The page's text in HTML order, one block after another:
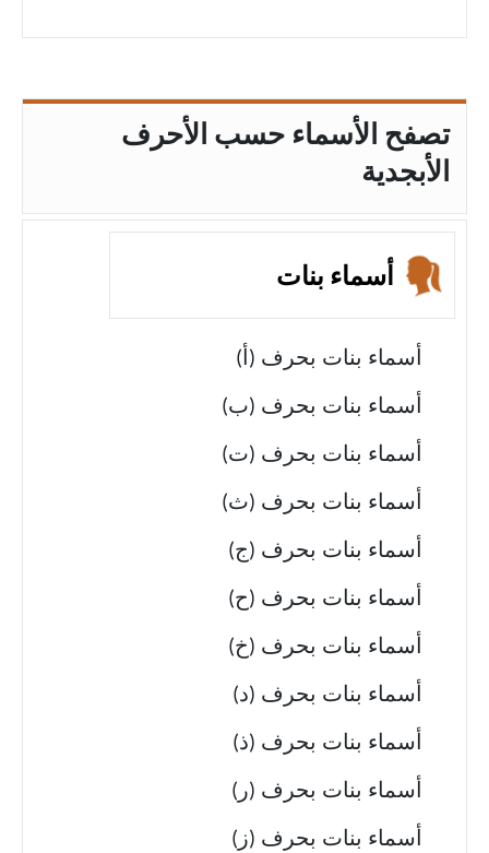
تصفح الأسماء حسب الأحرف
الأبجدية
أسماء بنات
أسماء بنات بحرف (أ)
أسماء بنات بحرف (ب)
أسماء بنات بحرف (ت)
أسماء بنات بحرف (ث)
أسماء بنات بحرف (ج)
أسماء بنات بحرف (ح)
أسماء بنات بحرف (خ)
أسماء بنات بحرف (د)
أسماء بنات بحرف (ذ)
أسماء بنات بحرف (ر)
أسماء بنات بحرف (ز)